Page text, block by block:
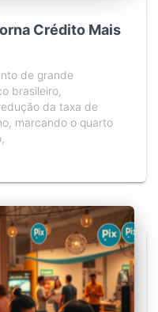
Crédito Mais
de grande
brasileiro,
da taxa de
marcando o quarto